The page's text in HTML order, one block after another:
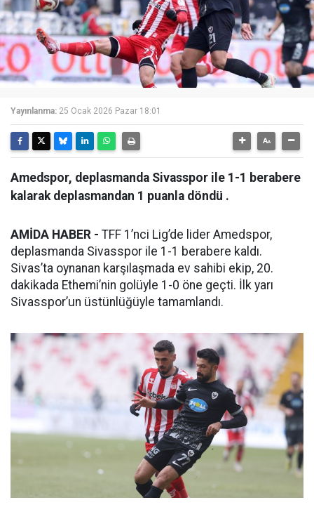
Yayınlanma: 25 Ocak 2026 Pazar 18:01
Amedspor, deplasmanda Sivasspor ile 1-1 berabere
kalarak deplasmandan 1 puanla döndü .
AMİDA HABER - TFF 1’nci Lig’de lider Amedspor,
deplasmanda Sivasspor ile 1-1 berabere kaldı.
Sivas’ta oynanan karşılaşmada ev sahibi ekip, 20.
dakikada Ethemi’nin golüyle 1-0 öne geçti. İlk yarı
Sivasspor’un üstünlüğüyle tamamlandı.